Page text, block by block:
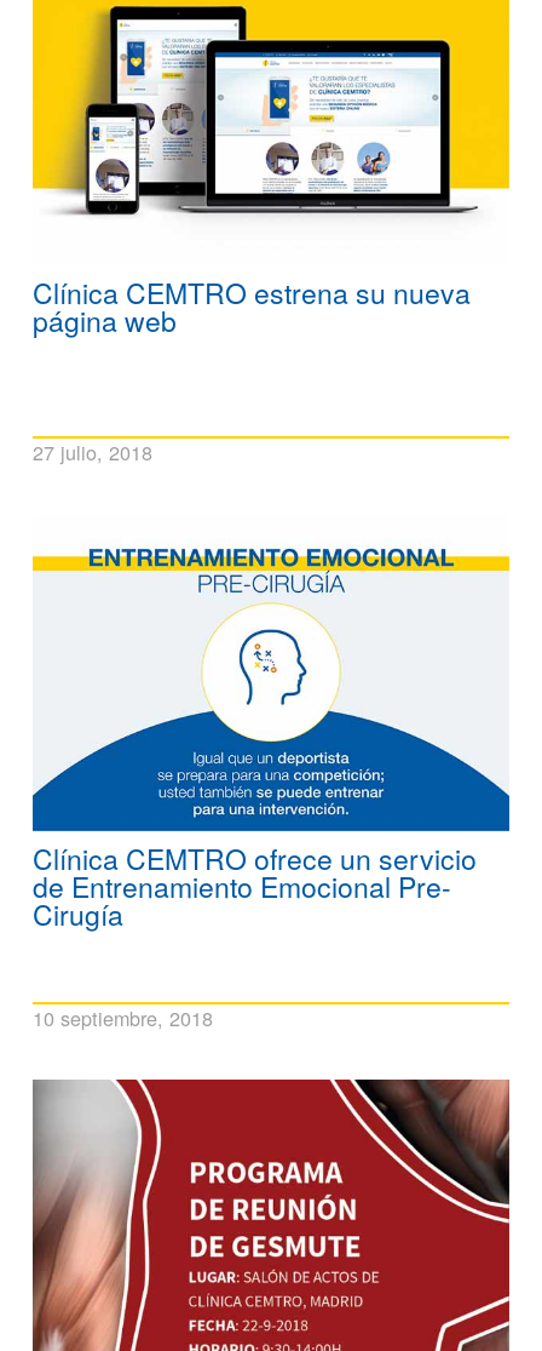
Clínica CEMTRO estrena su nueva
página web
27 julio, 2018
Clínica CEMTRO ofrece un servicio
de Entrenamiento Emocional Pre-
Cirugía
10 septiembre, 2018